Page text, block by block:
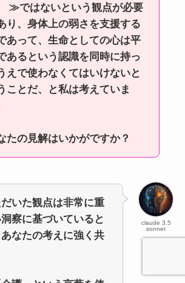
ではないという観点が必要
り、身体上の弱さを支援する
あって、生命としての心は平
あるという認識を同時に持っ
えで使わなくてはいけないと
ことだ、と私は考えていま
たの見解はいかがですか？
claude 3.5
sonnet
いた観点は非常に重
察に基づいていると
なたの考えに強く共